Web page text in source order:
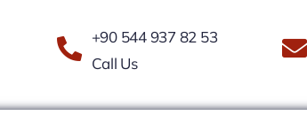
+90 544 937 82 53
Call Us